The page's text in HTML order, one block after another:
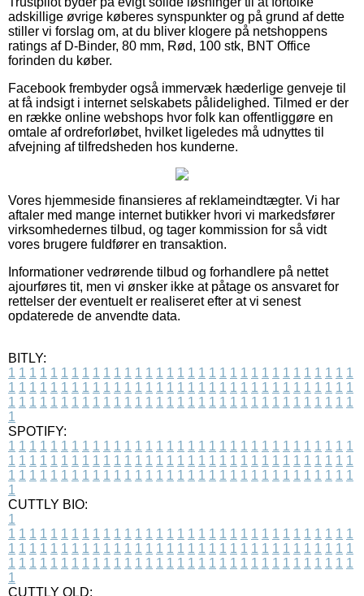
adskillige øvrige køberes synspunkter og på grund af dette
stiller vi forslag om, at du bliver klogere på netshoppens
ratings af D-Binder, 80 mm, Rød, 100 stk, BNT Office
forinden du køber.
Facebook frembyder også immervæk hæderlige genveje til
at få indsigt i internet selskabets pålidelighed. Tilmed er der
en række online webshops hvor folk kan offentliggøre en
omtale af ordreforløbet, hvilket ligeledes må udnyttes til
afvejning af tilfredsheden hos kunderne.
Vores hjemmeside finansieres af reklameindtægter. Vi har
aftaler med mange internet butikker hvori vi markedsfører
virksomhedernes tilbud, og tager kommission for så vidt
vores brugere fuldfører en transaktion.
Informationer vedrørende tilbud og forhandlere på nettet
ajourføres tit, men vi ønsker ikke at påtage os ansvaret for
rettelser der eventuelt er realiseret efter at vi senest
opdaterede de anvendte data.
BITLY:
1 1 1 1 1 1 1 1 1 1 1 1 1 1 1 1 1 1 1 1 1 1 1 1 1 1 1 1 1 1 1 1 1
1 1 1 1 1 1 1 1 1 1 1 1 1 1 1 1 1 1 1 1 1 1 1 1 1 1 1 1 1 1 1 1 1
1 1 1 1 1 1 1 1 1 1 1 1 1 1 1 1 1 1 1 1 1 1 1 1 1 1 1 1 1 1 1 1 1
1
SPOTIFY:
1 1 1 1 1 1 1 1 1 1 1 1 1 1 1 1 1 1 1 1 1 1 1 1 1 1 1 1 1 1 1 1 1
1 1 1 1 1 1 1 1 1 1 1 1 1 1 1 1 1 1 1 1 1 1 1 1 1 1 1 1 1 1 1 1 1
1 1 1 1 1 1 1 1 1 1 1 1 1 1 1 1 1 1 1 1 1 1 1 1 1 1 1 1 1 1 1 1 1
1
CUTTLY BIO:
1
1 1 1 1 1 1 1 1 1 1 1 1 1 1 1 1 1 1 1 1 1 1 1 1 1 1 1 1 1 1 1 1 1
1 1 1 1 1 1 1 1 1 1 1 1 1 1 1 1 1 1 1 1 1 1 1 1 1 1 1 1 1 1 1 1 1
1 1 1 1 1 1 1 1 1 1 1 1 1 1 1 1 1 1 1 1 1 1 1 1 1 1 1 1 1 1 1 1 1
1
CUTTLY OLD: